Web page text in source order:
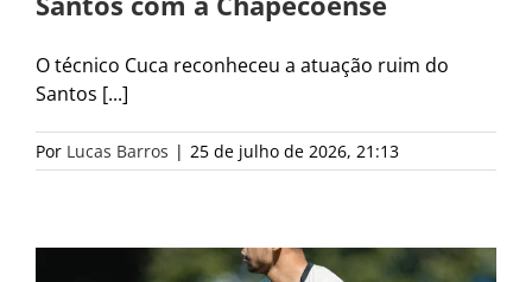
O técnico Cuca reconheceu a atuação ruim do
Santos [...]
Por Lucas Barros | 25 de julho de 2026, 21:13